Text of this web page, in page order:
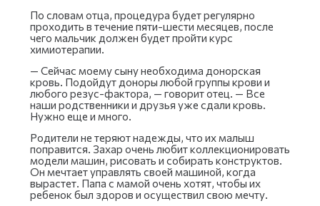
По словам отца, процедура будет регулярно
проходить в течение пяти-шести месяцев, после
чего мальчик должен будет пройти курс
химиотерапии.
— Сейчас моему сыну необходима донорская
кровь. Подойдут доноры любой группы крови и
любого резус-фактора, — говорит отец. — Все
наши родственники и друзья уже сдали кровь.
Нужно еще и много.
Родители не теряют надежды, что их малыш
поправится. Захар очень любит коллекционировать
модели машин, рисовать и собирать конструктов.
Он мечтает управлять своей машиной, когда
вырастет. Папа с мамой очень хотят, чтобы их
ребенок был здоров и осуществил свою мечту.